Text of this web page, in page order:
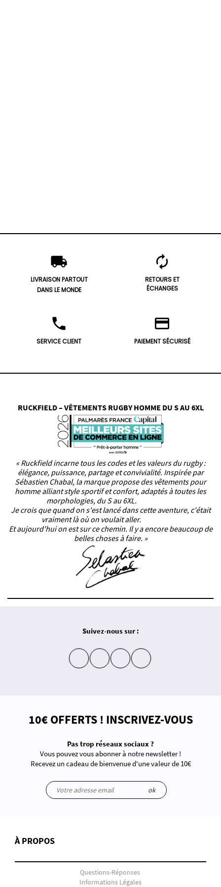
local_shipping
LIVRAISON PARTOUT
DANS LE MONDE
autorenew
RETOURS ET
ÉCHANGES
phone
SERVICE CLIENT
credit_card
PAIEMENT SÉCURISÉ
RUCKFIELD – VÊTEMENTS RUGBY HOMME DU S AU 6XL
« Ruckfield incarne tous les codes et les valeurs du rugby :
élégance, puissance, partage et convivialité. Inspirée par
Sébastien Chabal, la marque propose des vêtements pour
homme alliant style sportif et confort, adaptés à toutes les
morphologies, du S au 6XL.
Je crois que quand on s'est lancé dans cette aventure, c'était
vraiment là où on voulait aller.
Et aujourd'hui on est sur ce chemin. Il y a encore beaucoup de
belles choses à faire. »
Suivez-nous sur :
insta fb yt in
10€ OFFERTS ! INSCRIVEZ-VOUS
Pas trop réseaux sociaux ?
Vous pouvez vous abonner à notre newsletter !
Recevez un cadeau de bienvenue d'une valeur de 10€
ok
À PROPOS
Questions-Réponses
Informations Légales